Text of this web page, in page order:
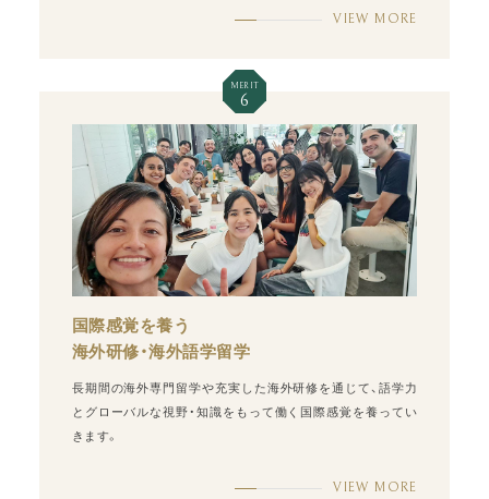
VIEW MORE
MERIT
6
国際感覚を養う
海外研修・海外語学留学
長期間の海外専門留学や充実した海外研修を通じて、語学力
とグローバルな視野・知識をもって働く国際感覚を養ってい
きます。
VIEW MORE